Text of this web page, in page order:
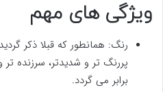
ویژگی های مهم
رنگ: همانطور که قبلا ذکر
پررنگ تر و شدیدتر، سرزنده
برابر می گردد.